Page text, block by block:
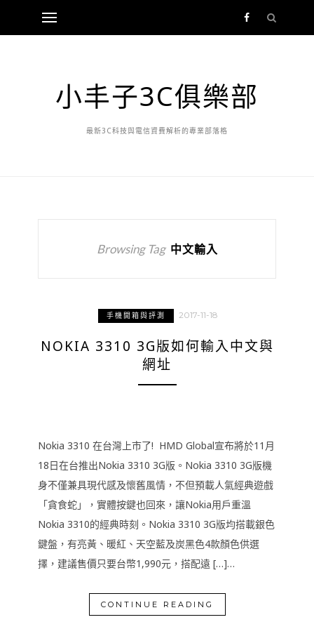
小丰子3C俱樂部
最新3C科技與電信資費解析的專業部落格
Browsing Tag 中文輸入
手機開箱與評測 2017-11-18
NOKIA 3310 3G版如何輸入中文與
網址
Nokia 3310 在台灣上市了! HMD Global宣布將於11月
18日在台推出Nokia 3310 3G版。Nokia 3310 3G版機
身不僅兼具現代感及懷舊風情，不但預載人氣經典遊戲
「貪食蛇」，實體按鍵也回來，讓Nokia用戶重溫
Nokia 3310的經典時刻。Nokia 3310 3G版均搭載銀色
鍵盤，有亮黃、暖紅、天空藍及炭黑色4款顏色供選
擇，建議售價只要台幣1,990元，搭配遠 […]…
CONTINUE READING